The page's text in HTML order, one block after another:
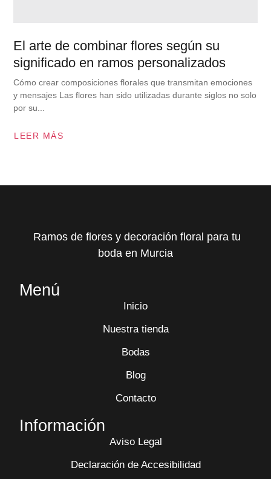
El arte de combinar flores según su
significado en ramos personalizados
Cómo crear composiciones florales que transmitan emociones
y mensajes Las flores han sido utilizadas durante siglos no solo
por su...
LEER MÁS
Ramos de flores y decoración floral para tu
boda en Murcia
Menú
Inicio
Nuestra tienda
Bodas
Blog
Contacto
Información
Aviso Legal
Declaración de Accesibilidad